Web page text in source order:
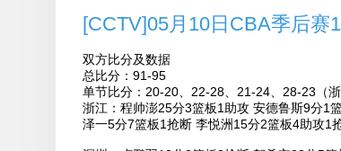
[CCTV]05月10日CBA季后赛
双方比分及数据
总比分：91-95
单节比分：20-20、22-28、21-24、28-23（浙
浙江：程帅澎25分3篮板1助攻 安德鲁斯9分1
泽一5分7篮板1抢断 李悦洲15分2篮板4助攻1